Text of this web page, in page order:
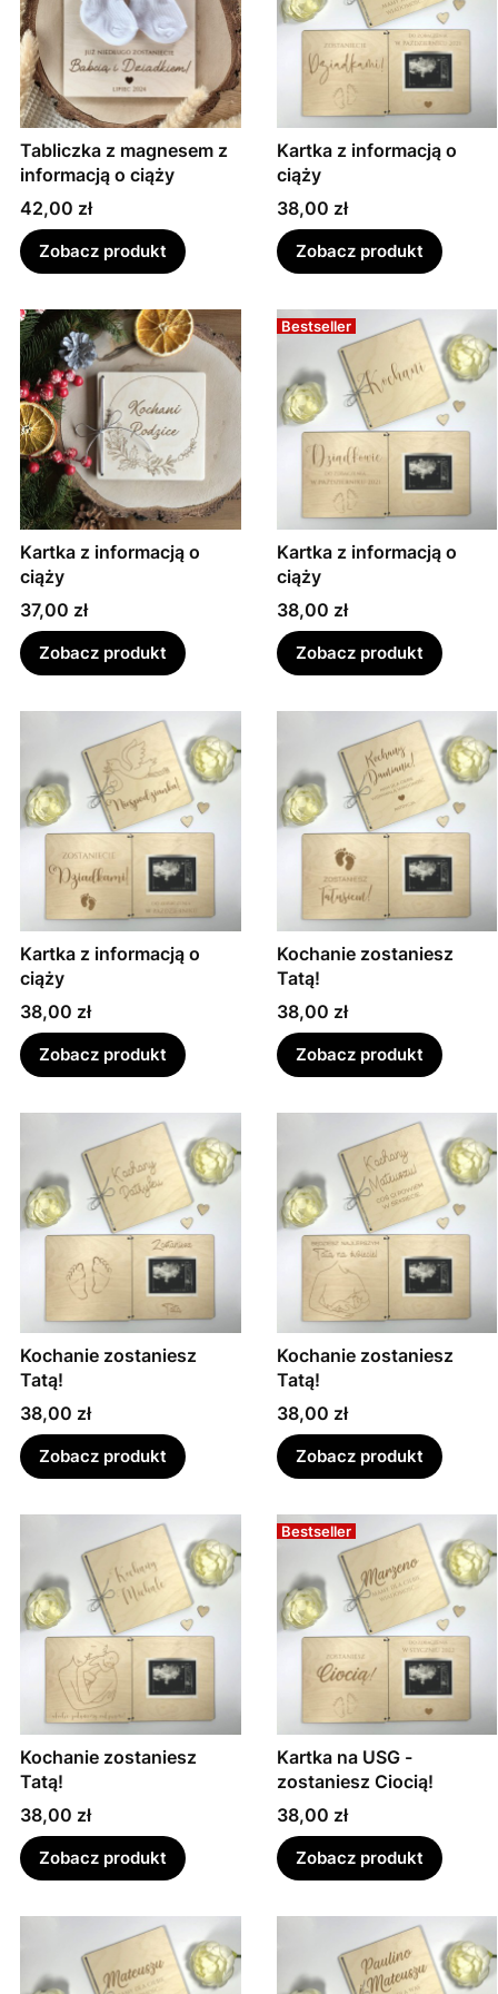
Tabliczka z magnesem z
informacją o ciąży
Cena
42,00 zł
Zobacz produkt
Kartka z informacją o
ciąży
Cena
38,00 zł
Zobacz produkt
Kartka z informacją o
ciąży
Cena
37,00 zł
Zobacz produkt
Bestseller
Kartka z informacją o
ciąży
Cena
38,00 zł
Zobacz produkt
Kartka z informacją o
ciąży
Cena
38,00 zł
Zobacz produkt
Kochanie zostaniesz
Tatą!
Cena
38,00 zł
Zobacz produkt
Kochanie zostaniesz
Tatą!
Cena
38,00 zł
Zobacz produkt
Kochanie zostaniesz
Tatą!
Cena
38,00 zł
Zobacz produkt
Kochanie zostaniesz
Tatą!
Cena
38,00 zł
Zobacz produkt
Bestseller
Kartka na USG -
zostaniesz Ciocią!
Cena
38,00 zł
Zobacz produkt